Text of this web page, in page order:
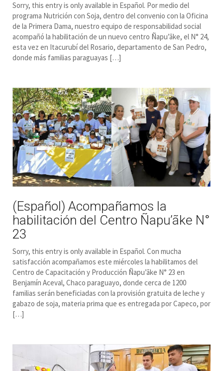
Sorry, this entry is only available in Español. Por medio del
programa Nutrición con Soja, dentro del convenio con la Oficina
de la Primera Dama, nuestro equipo de responsabilidad social
acompañó la habilitación de un nuevo centro Ñapu’ãke, el N° 24,
esta vez en Itacurubí del Rosario, departamento de San Pedro,
donde más familias paraguayas […]
(Español) Acompañamos la
habilitación del Centro Ñapu’ãke N°
23
Sorry, this entry is only available in Español. Con mucha
satisfacción acompañamos este miércoles la habilitamos del
Centro de Capacitación y Producción Ñapu’ãke N° 23 en
Benjamín Aceval, Chaco paraguayo, donde cerca de 1200
familias serán beneficiadas con la provisión gratuita de leche y
gabazo de soja, materia prima que es entregada por Capeco, por
[…]